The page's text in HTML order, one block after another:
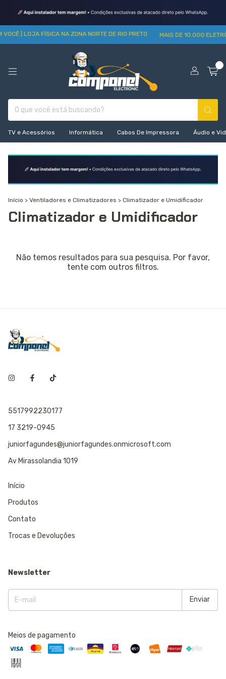
| LOJA FÍSICA NA ZONA NORTE DE RIO PRETO MAIS DE 10.000
TV e Acessórios Informática Cabos De Impressora Áudio e
Início > Ventiladores e Climatizadores > Climatizador e Umidificador
Climatizador e Umidificador
Não temos resultados para sua pesquisa. Por favor,
tente com outros filtros.
5517992230177
17 3219-0945
juniorfagundes@juniorfagundes.onmicrosoft.com
Av Mirassolandia 1019
Início
Produtos
Contato
Trocas e Devoluções
Newsletter
Meios de pagamento